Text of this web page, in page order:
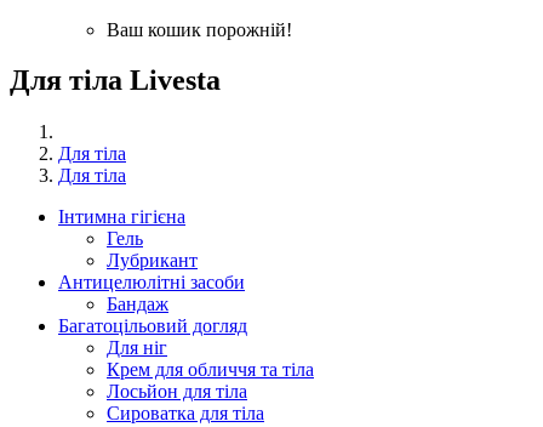
Ваш кошик порожній!
Для тіла Livesta
Для тіла
Для тіла
Інтимна гігієна
Гель
Лубрикант
Антицелюлітні засоби
Бандаж
Багатоцільовий догляд
Для ніг
Крем для обличчя та тіла
Лосьйон для тіла
Сироватка для тіла